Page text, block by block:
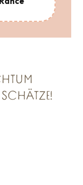
SCHÄTZE!